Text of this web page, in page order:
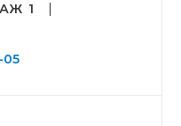
1
05